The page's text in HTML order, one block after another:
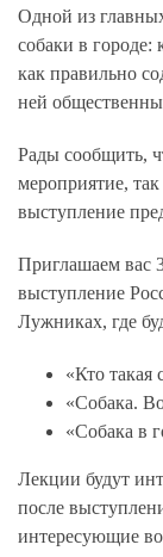
Одной из
собаки в городе:
как правильно
ней
Рады сообщить,
мероприятие,
выступление
Приглашаем вас
выступление
Лужниках, где
«Кто такая
«Собака.
«Собака в
Лекции будут
после
интересующие